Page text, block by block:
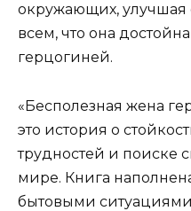
окружающих, улучшая
всем, что она
герцогиней.
«Бесполезная жена
это история о
трудностей и поиске
мире. Книга
бытовыми